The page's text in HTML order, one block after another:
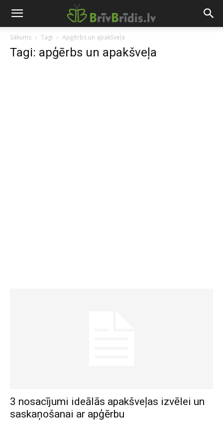
Sākums Tagi Apģērbs un apakšveļa
Tagi: apģērbs un apakšveļa
3 nosacījumi ideālās apakšveļas izvēlei un
saskaņošanai ar apģērbu